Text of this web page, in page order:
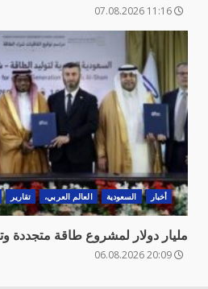
أخبار السعودية العالم العربي، تقارير
مليار دولار لمشروع طاقة متجددة